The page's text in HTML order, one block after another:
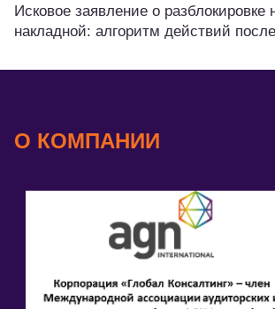
Исковое заявление о разблокировке
накладной: алгоритм действий
О КОМПАНИИ